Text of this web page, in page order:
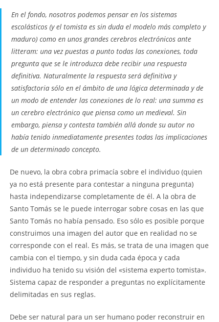
En el fondo, nosotros podemos pensar en los sistemas
escolásticos (y el tomista es sin duda el modelo más completo y
maduro) como en unos grandes cerebros electrónicos ante
litteram: una vez puestas a punto todas las conexiones, toda
pregunta que se le introduzca debe recibir una respuesta
definitiva. Naturalmente la respuesta será definitiva y
satisfactoria sólo en el ámbito de una lógica determinada y de
un modo de entender las conexiones de lo real: una summa es
un cerebro electrónico que piensa como un medieval. Sin
embargo, piensa y contesta también allá donde su autor no
había tenido inmediatamente presentes todas las implicaciones
de un determinado concepto.
De nuevo, la obra cobra primacía sobre el individuo (quien
ya no está presente para contestar a ninguna pregunta)
hasta independizarse completamente de él. A la obra de
Santo Tomás se le puede interrogar sobre cosas en las que
Santo Tomás no había pensado. Eso sólo es posible porque
construimos una imagen del autor que en realidad no se
corresponde con el real. Es más, se trata de una imagen que
cambia con el tiempo, y sin duda cada época y cada
individuo ha tenido su visión del «sistema experto tomista».
Sistema capaz de responder a preguntas no explícitamente
delimitadas en sus reglas.
Debe ser natural para un ser humano poder reconstruir en